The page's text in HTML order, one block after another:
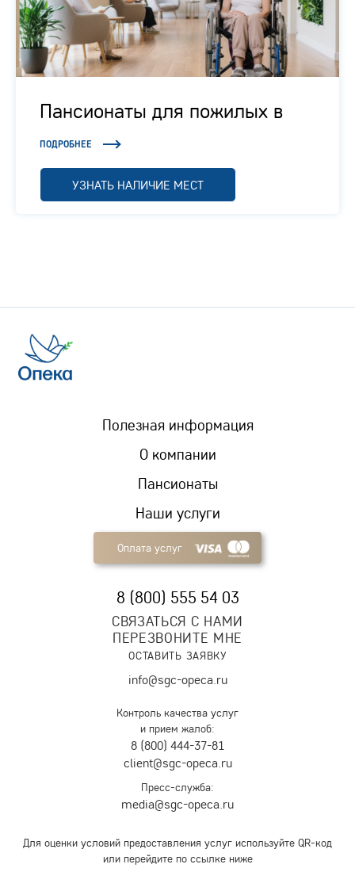
Пансионаты для пожилых в
Подмосковье
ПОДРОБНЕЕ
УЗНАТЬ НАЛИЧИЕ МЕСТ
Пансионаты
Наши услуги
Полезная информация
О компании
Оплата услуг
8 (800) 555 54 03
СВЯЗАТЬСЯ С НАМИ
ПЕРЕЗВОНИТЕ МНЕ
ОСТАВИТЬ ЗАЯВКУ
info@sgc-opeca.ru
Контроль качества услуг
и прием жалоб:
8 (800) 444-37-81
client@sgc-opeca.ru
Пресс-служба:
media@sgc-opeca.ru
Для оценки условий предоставления услуг используйте QR-код
или перейдите по ссылке ниже